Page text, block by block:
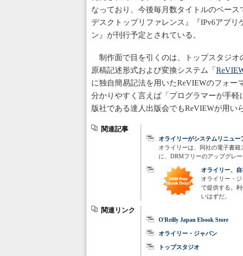
なっており、今後毎月数タイトルのペー
デスクトップリファレンス』『IPv6アプ
ン』が刊行予定とされている。
制作面で目を引くのは、トップスタジオ
原稿記述形式および変換システム「
に独自簡易記法を用いたReVIEWのフォー
分かりやすく言えば「プログラマーが手
版社である達人出版会でもReVIEWが用い
関連記事
オライリーがシステムリニュ
オライリーは、同社の電子書
に、DRMフリーのアップグレー
オライリー、
オライリー・
で提供する。
いはずだ。
関連リンク
O'Reilly Japan Ebook Store
オライリー・ジャパン
トップスタジオ